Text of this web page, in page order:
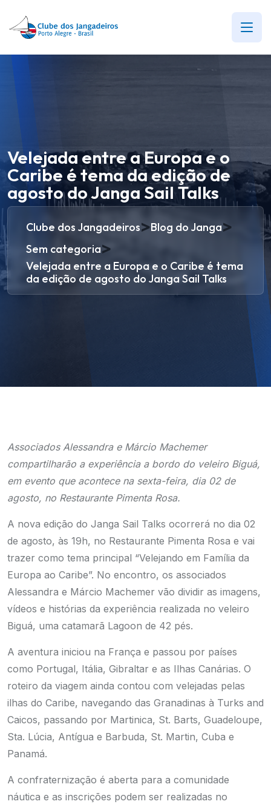
Velejada entre a Europa e o
Caribe é tema da edição de
agosto do Janga Sail Talks
Clube dos Jangadeiros>Blog do Janga>
Sem categoria>
Velejada entre a Europa e o Caribe é tema
da edição de agosto do Janga Sail Talks
Associados Alessandra e Márcio Machemer
compartilharão a experiência a bordo do veleiro Biguá,
em evento que acontece na sexta-feira, dia 02 de
agosto, no Restaurante Pimenta Rosa.
A nova edição do Janga Sail Talks ocorrerá no dia 02
de agosto, às 19h, no Restaurante Pimenta Rosa e vai
trazer como tema principal “Velejando em Família da
Europa ao Caribe”. No encontro, os associados
Alessandra e Márcio Machemer vão dividir as imagens,
vídeos e histórias da experiência realizada no veleiro
Biguá, uma catamarã Lagoon de 42 pés.
A aventura iniciou na França e passou por países
como Portugal, Itália, Gibraltar e as Ilhas Canárias. O
roteiro da viagem ainda contou com velejadas pelas
ilhas do Caribe, navegando das Granadinas à Turks and
Caicos, passando por Martinica, St. Barts, Guadeloupe,
Sta. Lúcia, Antígua e Barbuda, St. Martin, Cuba e
Panamá.
A confraternização é aberta para a comunidade
náutica e as inscrições podem ser realizadas no